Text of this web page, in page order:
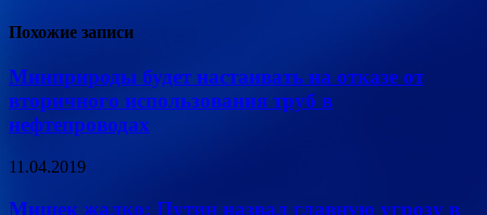
Похожие записи
Минприроды будет настаивать на отказе от
вторичного использования труб в
нефтепроводах
11.04.2019
Мишек жалко: Путин назвал главную угрозу в